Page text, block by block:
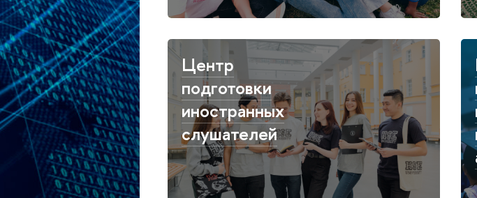
Центр
подготовки
иностранных
слушателей